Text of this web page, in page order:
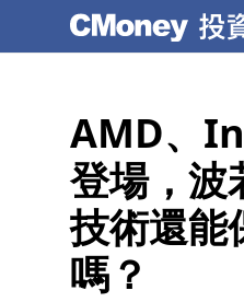
AMD、
登場，波
技術還能
嗎？